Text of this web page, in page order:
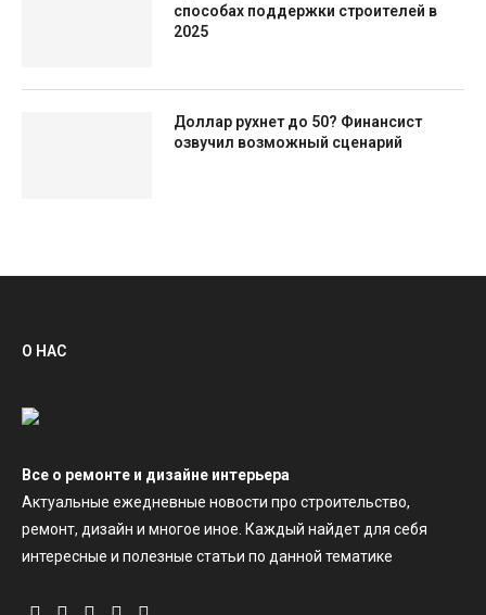
способах поддержки строителей в
2025
Доллар рухнет до 50? Финансист
озвучил возможный сценарий
О НАС
Все о ремонте и дизайне интерьера
Актуальные ежедневные новости про строительство,
ремонт, дизайн и многое иное. Каждый найдет для себя
интересные и полезные статьи по данной тематике